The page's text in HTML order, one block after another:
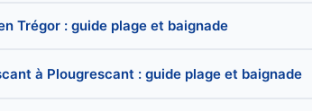
Trégor : guide plage et baignade
à Plougrescant : guide plage et baignade